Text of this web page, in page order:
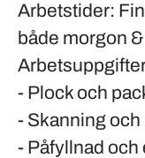
Arbetstider:
både morgon
- Plock och
- Skanning
- Påfyllnad och